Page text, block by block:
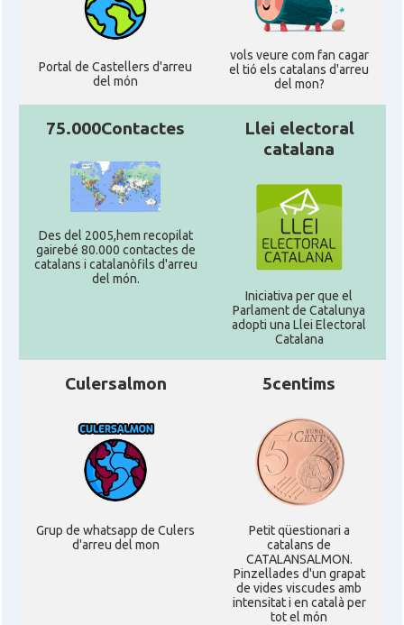
Portal de Castellers d'arreu
del món
vols veure com fan cagar
el tió els catalans d'arreu
del mon?
75.000Contactes
Des del 2005,hem recopilat
gairebé 80.000 contactes de
catalans i catalanòfils d'arreu
del món.
Llei electoral
catalana
Iniciativa per que el
Parlament de Catalunya
adopti una Llei Electoral
Catalana
Culersalmon
Grup de whatsapp de Culers
d'arreu del mon
5centims
Petit qüestionari a
catalans de
CATALANSALMON.
Pinzellades d'un grapat
de vides viscudes amb
intensitat i en català per
tot el món